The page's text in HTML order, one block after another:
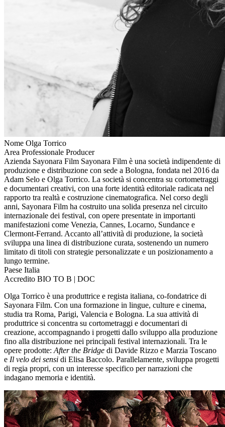
Nome Olga Torrico
Area Professionale Producer
Azienda Sayonara Film Sayonara Film è una società indipendente di
produzione e distribuzione con sede a Bologna, fondata nel 2016 da
Adam Selo e Olga Torrico. La società si concentra su cortometraggi
e documentari creativi, con una forte identità editoriale radicata nel
rapporto tra realtà e costruzione cinematografica. Nel corso degli
anni, Sayonara Film ha costruito una solida presenza nel circuito
internazionale dei festival, con opere presentate in importanti
manifestazioni come Venezia, Cannes, Locarno, Sundance e
Clermont-Ferrand. Accanto all’attività di produzione, la società
sviluppa una linea di distribuzione curata, sostenendo un numero
limitato di titoli con strategie personalizzate e un posizionamento a
lungo termine.
Paese Italia
Accredito BIO TO B | DOC
Olga Torrico è una produttrice e regista italiana, co-fondatrice di
Sayonara Film. Con una formazione in lingue, culture e cinema,
studia tra Roma, Parigi, Valencia e Bologna. La sua attività di
produttrice si concentra su cortometraggi e documentari di
creazione, accompagnando i progetti dallo sviluppo alla produzione
fino alla distribuzione nei principali festival internazionali. Tra le
opere prodotte: After the Bridge di Davide Rizzo e Marzia Toscano
e Il velo dei sensi di Elisa Baccolo. Parallelamente, sviluppa progetti
di regia propri, con un interesse specifico per narrazioni che
indagano memoria e identità.